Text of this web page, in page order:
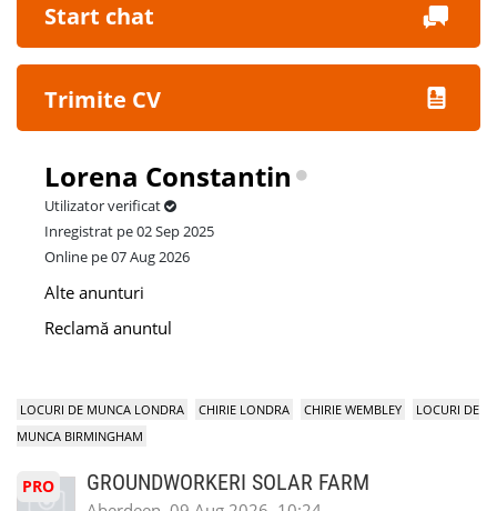
Start chat
Trimite CV
Lorena Constantin
Utilizator verificat
Inregistrat pe 02 Sep 2025
Online pe 07 Aug 2026
Alte anunturi
Reclamă anuntul
LOCURI DE MUNCA LONDRA CHIRIE LONDRA CHIRIE WEMBLEY
LOCURI DE
MUNCA BIRMINGHAM
PRO GROUNDWORKERI SOLAR FARM